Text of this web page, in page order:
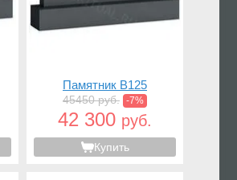
Памятник B125
45450 руб. -7%
42 300 руб.
Купить